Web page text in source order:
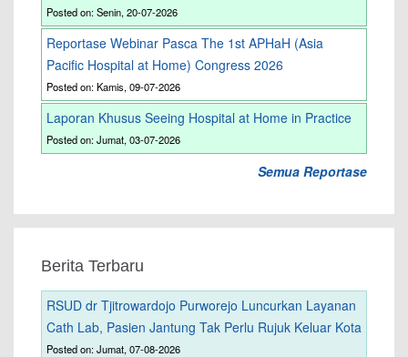
Posted on: Senin, 20-07-2026
Reportase Webinar Pasca The 1st APHaH (Asia
Pacific Hospital at Home) Congress 2026
Posted on: Kamis, 09-07-2026
Laporan Khusus Seeing Hospital at Home in Practice
Posted on: Jumat, 03-07-2026
Semua Reportase
Berita Terbaru
RSUD dr Tjitrowardojo Purworejo Luncurkan Layanan
Cath Lab, Pasien Jantung Tak Perlu Rujuk Keluar Kota
Posted on: Jumat, 07-08-2026